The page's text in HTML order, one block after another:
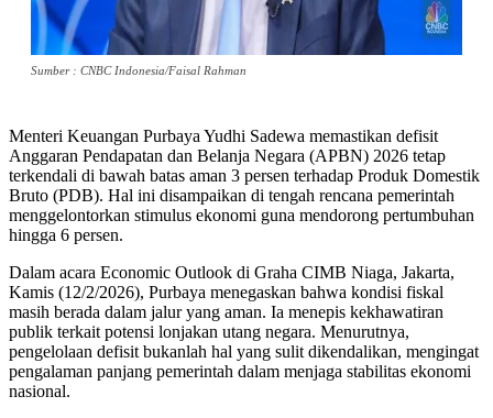
Sumber : CNBC Indonesia/Faisal Rahman
Menteri Keuangan Purbaya Yudhi Sadewa memastikan defisit
Anggaran Pendapatan dan Belanja Negara (APBN) 2026 tetap
terkendali di bawah batas aman 3 persen terhadap Produk Domestik
Bruto (PDB). Hal ini disampaikan di tengah rencana pemerintah
menggelontorkan stimulus ekonomi guna mendorong pertumbuhan
hingga 6 persen.
Dalam acara Economic Outlook di Graha CIMB Niaga, Jakarta,
Kamis (12/2/2026), Purbaya menegaskan bahwa kondisi fiskal
masih berada dalam jalur yang aman. Ia menepis kekhawatiran
publik terkait potensi lonjakan utang negara. Menurutnya,
pengelolaan defisit bukanlah hal yang sulit dikendalikan, mengingat
pengalaman panjang pemerintah dalam menjaga stabilitas ekonomi
nasional.